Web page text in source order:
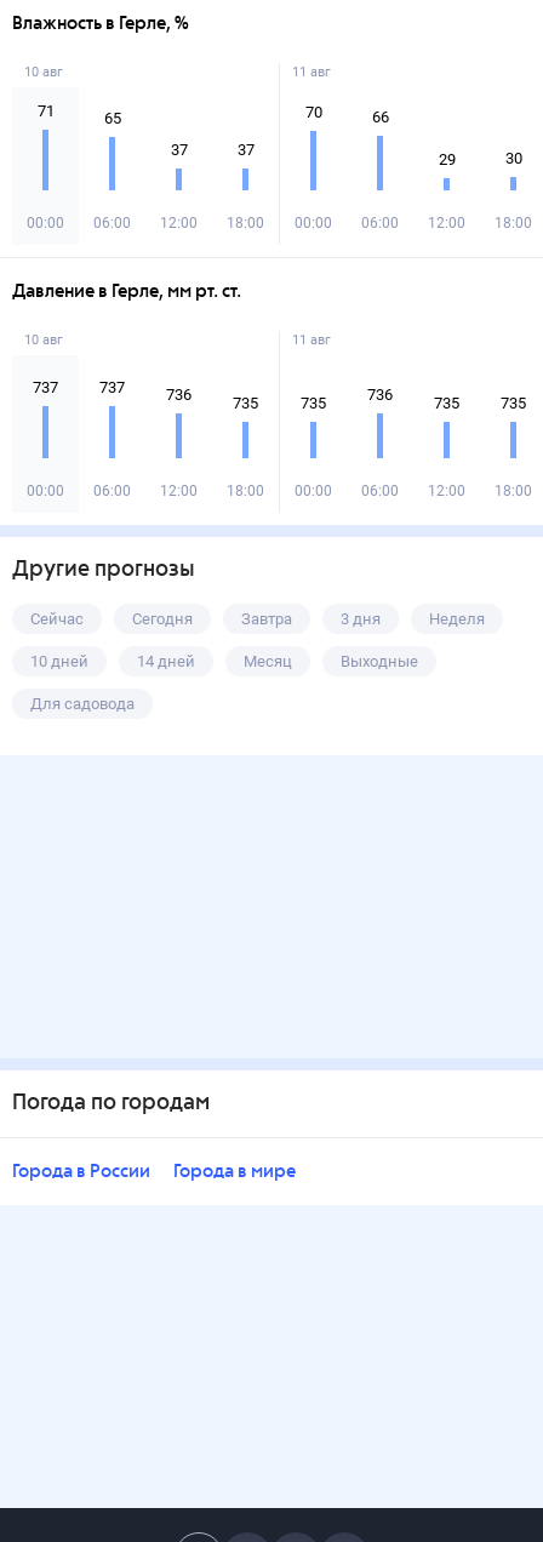
Влажность в Герле, %
10 авг
71
00:00
65
06:00
37
12:00
37
18:00
11 авг
70
00:00
66
06:00
29
12:00
30
18:00
Давление в Герле, мм рт. ст.
10 авг
737
00:00
737
06:00
736
12:00
735
18:00
11 авг
735
00:00
736
06:00
735
12:00
735
18:00
Другие прогнозы
Сейчас Сегодня Завтра 3 дня Неделя
10 дней 14 дней Месяц Выходные
Для садовода
Погода по городам
Города в России Города в мире